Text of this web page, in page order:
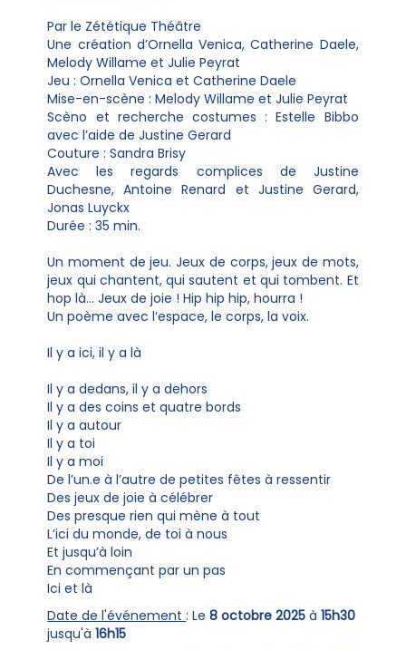
Par le Zététique Théâtre
Une création d’Ornella Venica, Catherine Daele,
Melody Willame et Julie Peyrat
Jeu : Ornella Venica et Catherine Daele
Mise-en-scène : Melody Willame et Julie Peyrat
Scèno et recherche costumes : Estelle Bibbo
avec l’aide de Justine Gerard
Couture : Sandra Brisy
Avec les regards complices de Justine
Duchesne, Antoine Renard et Justine Gerard,
Jonas Luyckx
Durée : 35 min.
Un moment de jeu. Jeux de corps, jeux de mots,
jeux qui chantent, qui sautent et qui tombent. Et
hop là… Jeux de joie ! Hip hip hip, hourra !
Un poème avec l’espace, le corps, la voix.
Il y a ici, il y a là
Il y a dedans, il y a dehors
Il y a des coins et quatre bords
Il y a autour
Il y a toi
Il y a moi
De l’un.e à l’autre de petites fêtes à ressentir
Des jeux de joie à célébrer
Des presque rien qui mène à tout
L’ici du monde, de toi à nous
Et jusqu’à loin
En commençant par un pas
Ici et là
Date de l'événement: Le8 octobre 2025 à15h30
jusqu'à16h15